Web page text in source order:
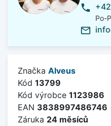
phone
Po-
mail_outline
Značka Alveus
Kód 13799
Kód výrobce 1123986
EAN 3838997486746
Záruka 24 měsíců